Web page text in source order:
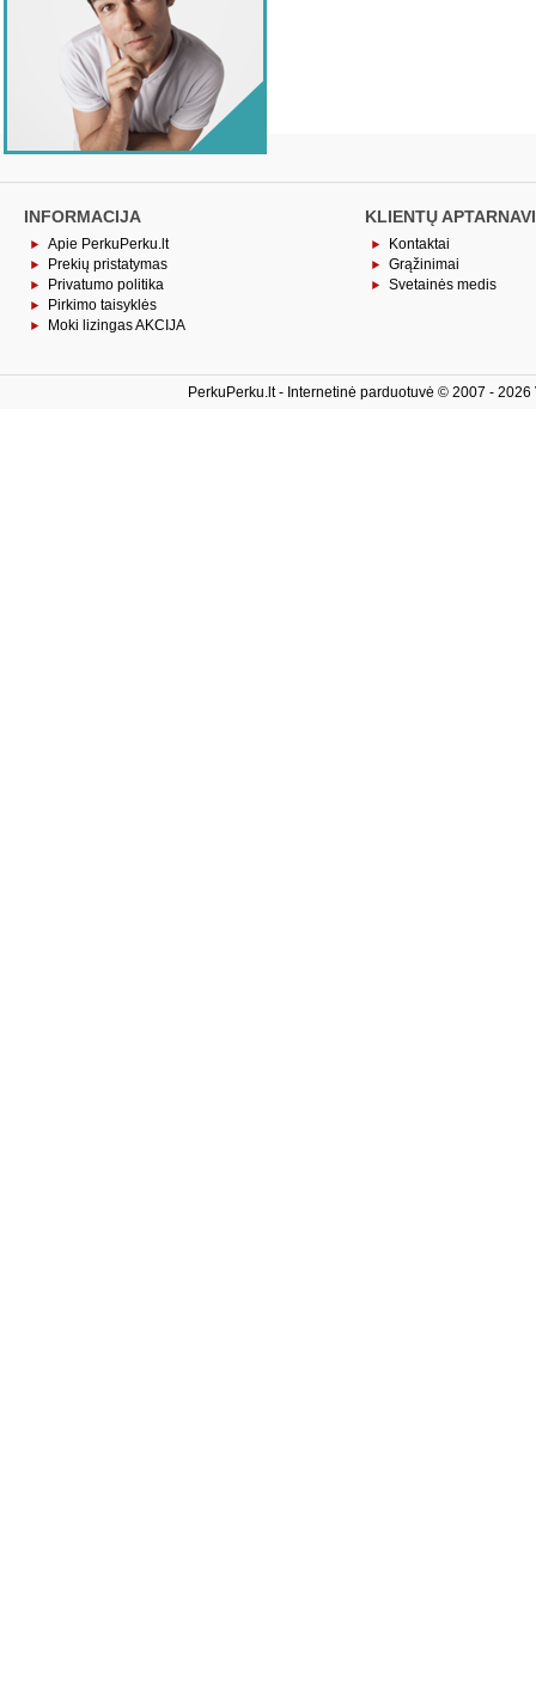
INFORMACIJA
Apie PerkuPerku.lt
Prekių pristatymas
Privatumo politika
Pirkimo taisyklės
Moki lizingas AKCIJA
KLIENTŲ
Kontaktai
Grąžinimai
Svetainės medis
PerkuPerku.lt - Internetinė parduotuvė © 2007 -